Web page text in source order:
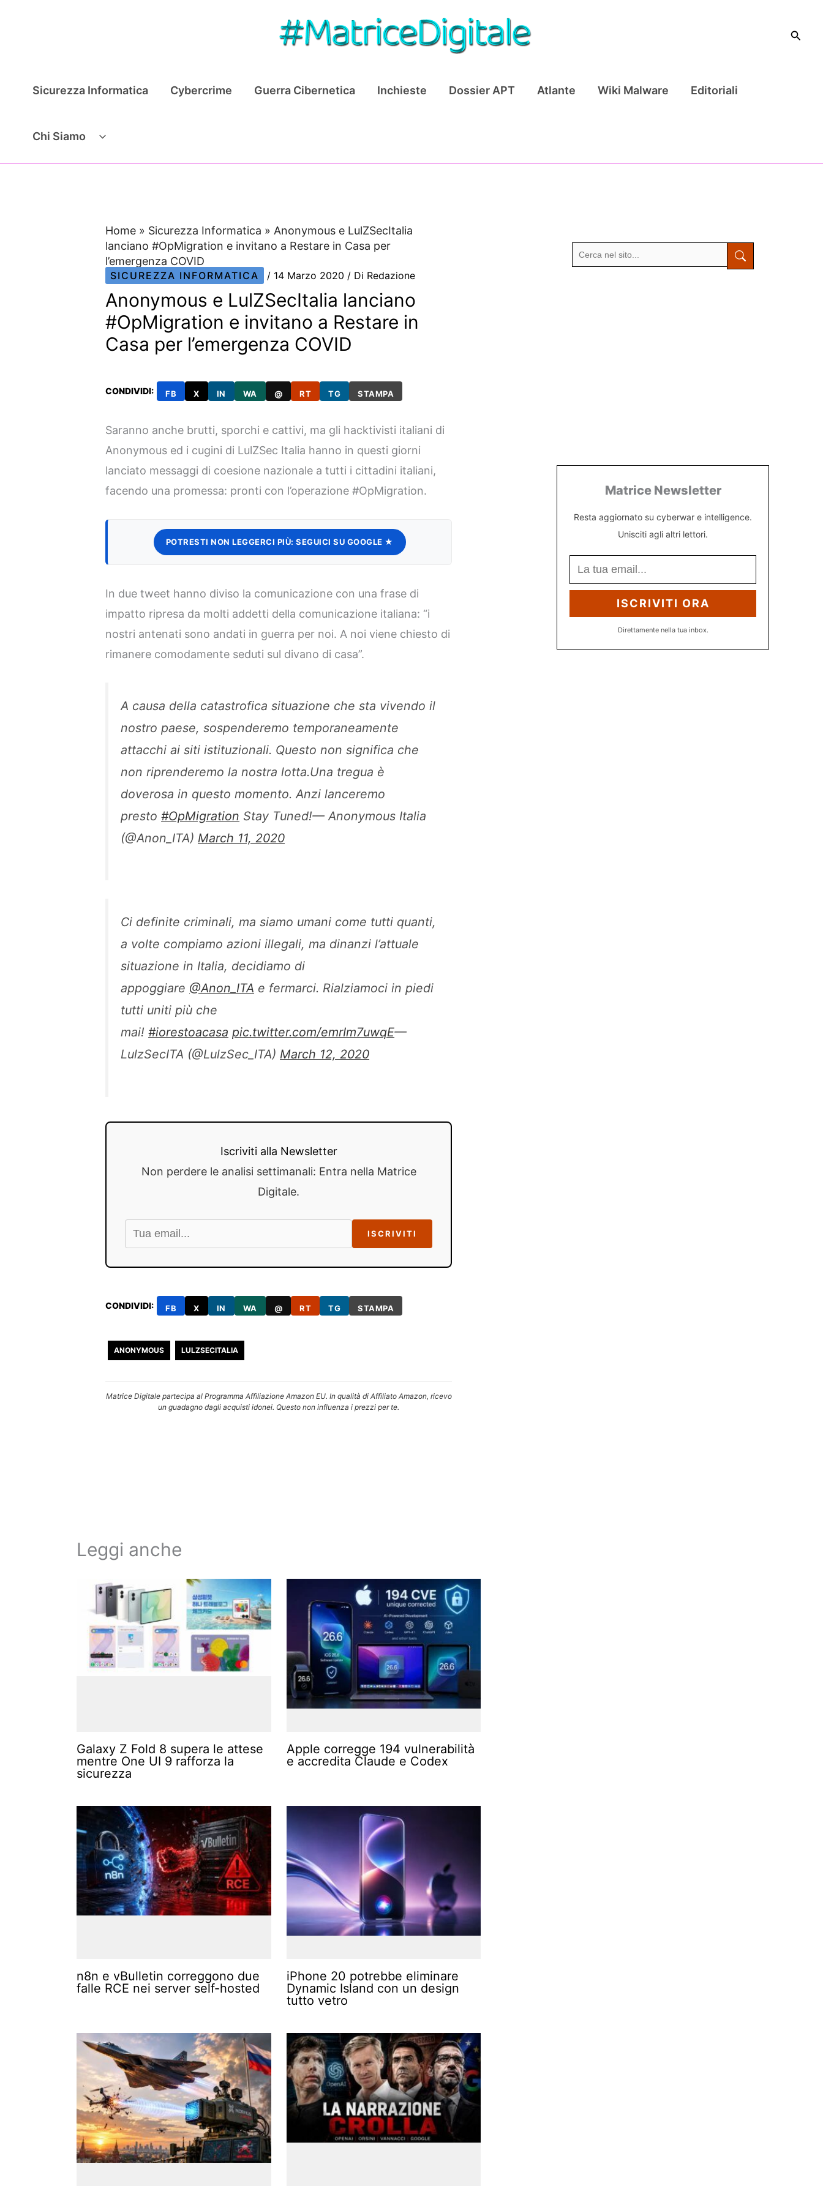
Cerca
Sicurezza Informatica Cybercrime Guerra Cibernetica Inchieste Dossier APT Atlante Wiki Malware Editoriali
Chi Siamo
Home » Sicurezza Informatica » Anonymous e LulZSecItalia
lanciano #OpMigration e invitano a Restare in Casa per
l’emergenza COVID
SICUREZZA INFORMATICA / 14 Marzo 2020 / Di Redazione
Anonymous e LulZSecItalia lanciano
#OpMigration e invitano a Restare in
Casa per l’emergenza COVID
CONDIVIDI: FB X IN WA @ RT TG STAMPA
Saranno anche brutti, sporchi e cattivi, ma gli hacktivisti italiani di
Anonymous ed i cugini di LulZSec Italia hanno in questi giorni
lanciato messaggi di coesione nazionale a tutti i cittadini italiani,
facendo una promessa: pronti con l’operazione #OpMigration.
POTRESTI NON LEGGERCI PIÙ: SEGUICI SU GOOGLE ★
In due tweet hanno diviso la comunicazione con una frase di
impatto ripresa da molti addetti della comunicazione italiana: “i
nostri antenati sono andati in guerra per noi. A noi viene chiesto di
rimanere comodamente seduti sul divano di casa”.
A causa della catastrofica situazione che sta vivendo il
nostro paese, sospenderemo temporaneamente
attacchi ai siti istituzionali. Questo non significa che
non riprenderemo la nostra lotta.Una tregua è
doverosa in questo momento. Anzi lanceremo
presto#OpMigration Stay Tuned!— Anonymous Italia
(@Anon_ITA) March 11, 2020
Ci definite criminali, ma siamo umani come tutti quanti,
a volte compiamo azioni illegali, ma dinanzi l’attuale
situazione in Italia, decidiamo di
appoggiare @Anon_ITA e fermarci. Rialziamoci in piedi
tutti uniti più che
mai!#iorestoacasa pic.twitter.com/emrIm7uwqE—
LulzSecITA (@LulzSec_ITA) March 12, 2020
Iscriviti alla Newsletter
Non perdere le analisi settimanali: Entra nella Matrice
Digitale.
ISCRIVITI
CONDIVIDI: FB X IN WA @ RT TG STAMPA
ANONYMOUS LULZSECITALIA
Matrice Digitale partecipa al Programma Affiliazione Amazon EU. In qualità di Affiliato Amazon, ricevo
un guadagno dagli acquisti idonei. Questo non influenza i prezzi per te.
Leggi anche
Galaxy Z Fold 8 supera le attese
mentre One UI 9 rafforza la
sicurezza
Apple corregge 194 vulnerabilità
e accredita Claude e Codex
n8n e vBulletin correggono due
falle RCE nei server self-hosted
iPhone 20 potrebbe eliminare
Dynamic Island con un design
tutto vetro
Matrice Newsletter
Resta aggiornato su cyberwar e intelligence.
Unisciti agli altri lettori.
ISCRIVITI ORA
Direttamente nella tua inbox.